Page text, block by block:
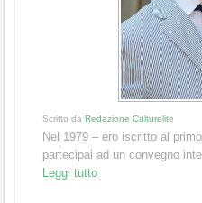
Scritto da Redazione Culturelite
Nel 1979 – ero iscritto al
partecipai ad un convegno
Leggi tutto